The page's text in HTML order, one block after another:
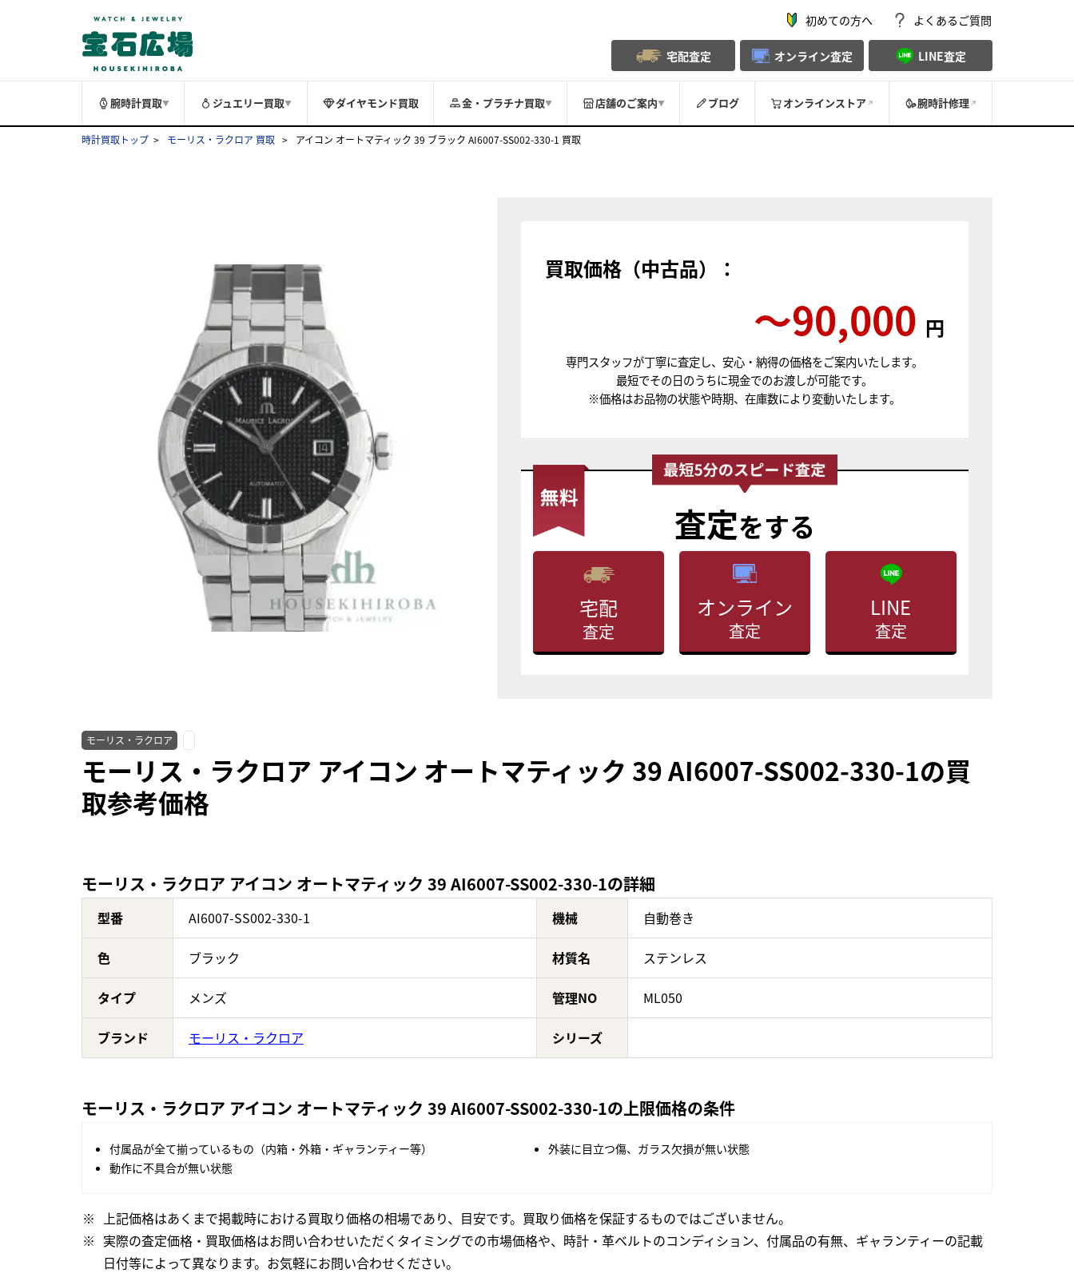
初めての方へ よくあるご質問
宅配査定 オンライン査定 LINE査定
腕時計買取▼ ジュエリー買取▼ ダイヤモンド買取 金・プラチナ買取▼ 店舗のご案内▼ ブログ オンラインストア 腕時計修理
時計買取トップ モーリス・ラクロア 買取 アイコン オートマティック 39 ブラック AI6007-SS002-330-1 買取
買取価格（中古品）：
〜90,000 円
専門スタッフが丁寧に査定し、安心・納得の価格をご案内いたします。
最短でその日のうちに現金でのお渡しが可能です。
※価格はお品物の状態や時期、在庫数により変動いたします。
査定をする
宅配
査定
オンライン
査定
LINE
査定
モーリス・ラクロア
モーリス・ラクロア アイコン オートマティック 39 AI6007-SS002-330-1の買
取参考価格
モーリス・ラクロア アイコン オートマティック 39 AI6007-SS002-330-1の詳細
型番 AI6007-SS002-330-1 機械 自動巻き
色 ブラック 材質名 ステンレス
タイプ メンズ 管理NO ML050
ブランド モーリス・ラクロア シリーズ
モーリス・ラクロア アイコン オートマティック 39 AI6007-SS002-330-1の上限価格の条件
付属品が全て揃っているもの（内箱・外箱・ギャランティー等）
外装に目立つ傷、ガラス欠損が無い状態
動作に不具合が無い状態
上記価格はあくまで掲載時における買取り価格の相場であり、目安です。買取り価格を保証するものではございません。
実際の査定価格・買取価格はお問い合わせいただくタイミングでの市場価格や、時計・革ベルトのコンディション、付属品の有無、ギャランティーの記載
日付等によって異なります。お気軽にお問い合わせください。